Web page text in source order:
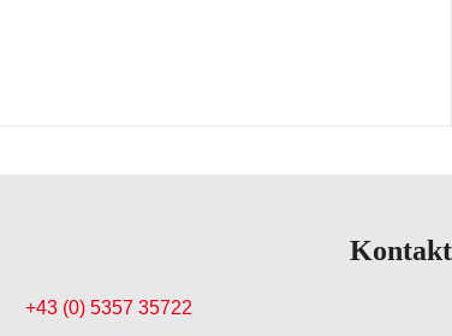
Kontakt
+43 (0) 5357 35722